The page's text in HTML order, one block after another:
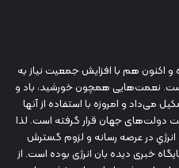
و اکنون هم با افزایش جمعیت نیاز به
نعمت‌هایی همچون خورشید، باد و
می‌داد و امروزه با استفاده از آنها
دولت‌های جهان قرار گرفته است. لذا
در عرصه رسانه و لزوم گسترش
خبری دیده بان انرژی بوده است. از